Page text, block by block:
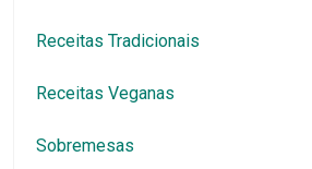
Receitas Tradicionais
Receitas Veganas
Sobremesas